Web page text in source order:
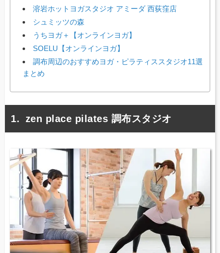
溶岩ホットヨガスタジオ アミーダ 西荻窪店
シュミッツの森
うちヨガ＋【オンラインヨガ】
SOELU【オンラインヨガ】
調布周辺のおすすめヨガ・ピラティススタジオ11選
まとめ
zen place pilates 調布スタジオ